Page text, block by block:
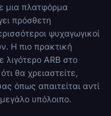
μια πλατφόρμα
πρόσθετη
ψυχαγωγικοί
Η πιο πρακτική
λιγότερο ARB στο
θα χρειαστείτε,
όπως απαιτείται αντί
υπόλοιπο.